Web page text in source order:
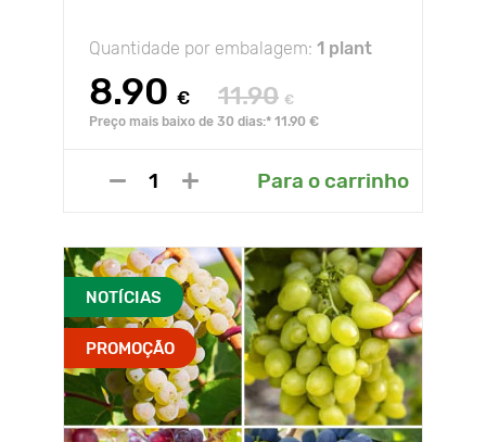
Quantidade por embalagem: 1 plant
8.90 € 11.90 €
Preço mais baixo de 30 dias:* 11.90 €
Para o carrinho
NOTÍCIAS
PROMOÇÃO